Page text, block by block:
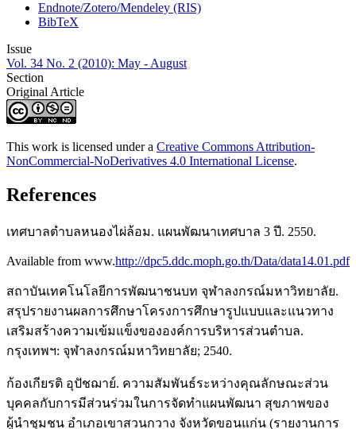
Endnote/Zotero/Mendeley (RIS)
BibTeX
Issue
Vol. 34 No. 2 (2010): May - August
Section
Original Article
This work is licensed under a Creative Commons Attribution-
NonCommercial-NoDerivatives 4.0 International License.
References
เทศบาลตำบลหนองไผ่ล้อม. แผนพัฒนาเทศบาล 3 ปี. 2550.
Available from www.http://dpc5.ddc.moph.go.th/Data/data14.01.pdf
สถาบันเทคโนโลยีการพัฒนาชนบท จุฬาลงกรณ์มหาวิทยาลัย.
สรุปรายงานผลการศึกษาโครงการศึกษารูปแบบและแนวทาง
เสริมสร้างความเข้มแข็งขององค์การบริหารส่วนตำบล.
กรุงเทพฯ: จุฬาลงกรณ์มหาวิทยาลัย; 2540.
ก้องเกียรติ อุปัชฌาย์. ความสัมพันธ์ระหว่างคุณลักษณะส่วน
บุคคลกับการมีส่วนร่วมในการจัดทำแผนพัฒนา สุขภาพของ
ผู้นำชุมชน อำเภอเขาสวนกวาง จังหวัดขอนแก่น (รายงานการ